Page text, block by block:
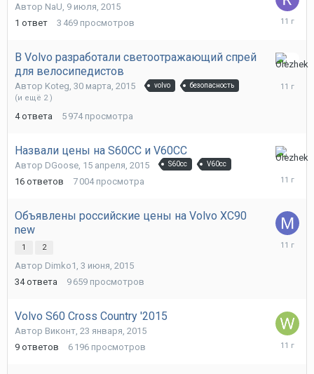
Автор NaU, 9 июля, 2015
1 ответ 3 469 просмотров
31
В Volvo разработали светоотражающий спрей
для велосипедистов
Автор Koteg, 30 марта, 2015 volvo безопасность
(и ещё 2 )
4 ответа 5 974 просмотра
29
июня,
Назвали цены на S60СС и V60СС
Автор DGoose 15 апреля, 2015 S60cc V60cc
16 ответов 7 004 просмотра
29
июня,
Объявлены российские цены на Volvo XC90
new
1 2
Автор Dimko1 , 3 июня, 2015
34 ответа 9 659 просмотров
10
Volvo S60 Cross Country '2015
Автор Виконт, 23 января, 2015
9 ответов 6 196 просмотров